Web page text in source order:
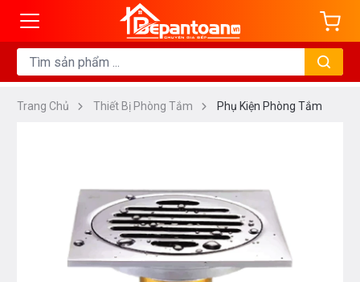
Trang Chủ Thiết Bị Phòng Tắm Phụ Kiện Phòng Tắm